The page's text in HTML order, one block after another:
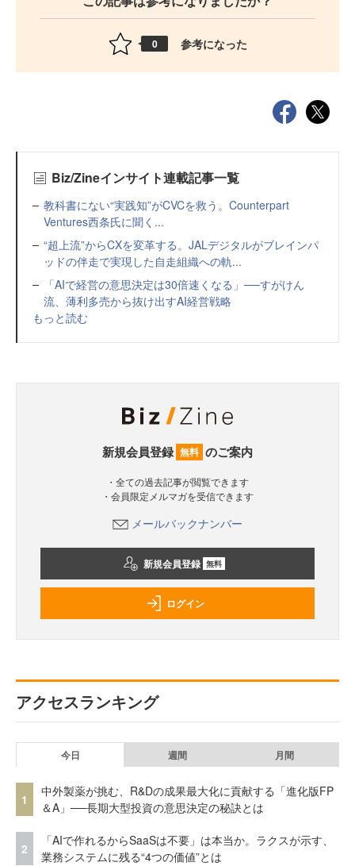
0 参考になった
Biz/Zineインサイト連載記事一覧
教科書にない“実践知”がCVCを救う。Counterpart
Ventures西条氏に聞く...
“超上流”からCXを変革する。JALデジタルがブレインパ
ッドの伴走で実現した自走組織への軌...
「AIで経営の意思決定は30倍速くなる」──すがけん
流、薄利多売から抜け出すAI経営戦略
もっと読む
新規会員登録 無料 のご案内
・全ての過去記事が閲覧できます
・会員限定メルマガを受信できます
メールバックナンバー
新規会員登録 無料
ログイン
アクセスランキング
今日 週間 月間
1
中外製薬が挑む、R&Dの成果最大化に貢献する「進化版FP
＆A」──長期大型投資の意思決定の秘訣とは
2
「AIで作れるからSaaSは不要」は本当か。ラクスが示す、
業務システムに残る“4つの価値”とは